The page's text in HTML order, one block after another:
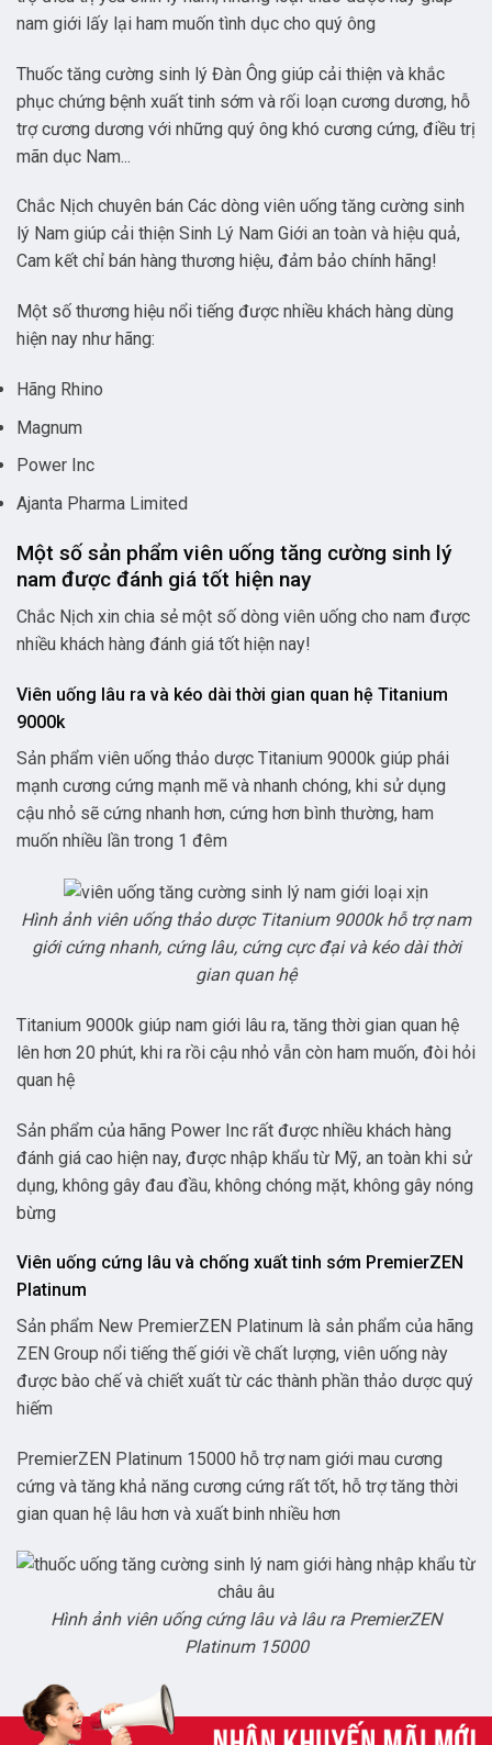
nam giới lấy lại ham muốn tình dục cho quý ông
Thuốc tăng cường sinh lý Đàn Ông giúp cải thiện và khắc
phục chứng bệnh xuất tinh sớm và rối loạn cương dương, hỗ
trợ cương dương với những quý ông khó cương cứng, điều trị
mãn dục Nam...
Chắc Nịch chuyên bán Các dòng viên uống tăng cường sinh
lý Nam giúp cải thiện Sinh Lý Nam Giới an toàn và hiệu quả,
Cam kết chỉ bán hàng thương hiệu, đảm bảo chính hãng!
Một số thương hiệu nổi tiếng được nhiều khách hàng dùng
hiện nay như hãng:
Hãng Rhino
Magnum
Power Inc
Ajanta Pharma Limited
Một số sản phẩm viên uống tăng cường sinh lý
nam được đánh giá tốt hiện nay
Chắc Nịch xin chia sẻ một số dòng viên uống cho nam được
nhiều khách hàng đánh giá tốt hiện nay!
Viên uống lâu ra và kéo dài thời gian quan hệ Titanium
9000k
Sản phẩm viên uống thảo dược Titanium 9000k giúp phái
mạnh cương cứng mạnh mẽ và nhanh chóng, khi sử dụng
cậu nhỏ sẽ cứng nhanh hơn, cứng hơn bình thường, ham
muốn nhiều lần trong 1 đêm
Hình ảnh viên uống thảo dược Titanium 9000k hỗ trợ nam
giới cứng nhanh, cứng lâu, cứng cực đại và kéo dài thời
gian quan hệ
Titanium 9000k giúp nam giới lâu ra, tăng thời gian quan hệ
lên hơn 20 phút, khi ra rồi cậu nhỏ vẫn còn ham muốn, đòi hỏi
quan hệ
Sản phẩm của hãng Power Inc rất được nhiều khách hàng
đánh giá cao hiện nay, được nhập khẩu từ Mỹ, an toàn khi sử
dụng, không gây đau đầu, không chóng mặt, không gây nóng
bừng
Viên uống cứng lâu và chống xuất tinh sớm PremierZEN
Platinum
Sản phẩm New PremierZEN Platinum là sản phẩm của hãng
ZEN Group nổi tiếng thế giới về chất lượng, viên uống này
được bào chế và chiết xuất từ các thành phần thảo dược quý
hiếm
PremierZEN Platinum 15000 hỗ trợ nam giới mau cương
cứng và tăng khả năng cương cứng rất tốt, hỗ trợ tăng thời
gian quan hệ lâu hơn và xuất binh nhiều hơn
Hình ảnh viên uống cứng lâu và lâu ra PremierZEN
Platinum 15000